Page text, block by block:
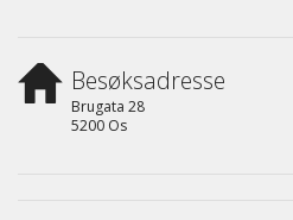
Besøksadresse
Brugata 28
5200 Os